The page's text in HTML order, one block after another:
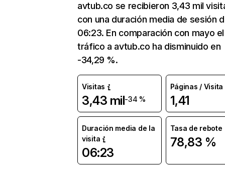
avtub.co se recibieron 3,43 mil
con una duración media de sesión
06:23. En comparación con mayo el
tráfico a avtub.co ha disminuido en
-34,29 %.
Visitas
3,43 mil-34 %
Páginas / Visita
1,41
Duración media de la
visita
06:23
Tasa de rebote
78,83 %